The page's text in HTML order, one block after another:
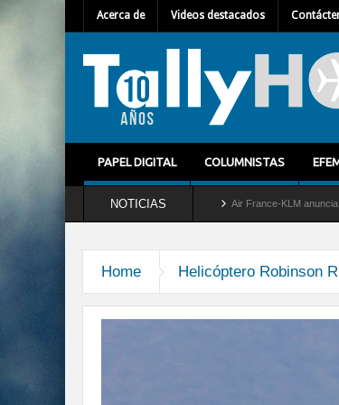
Acerca de Videos destacados
PAPEL DIGITAL COLUMNISTAS
NOTICIAS
del servicio al C-2 Greyhound Air France-KLM anuncia a
Home Helicóptero Robinson